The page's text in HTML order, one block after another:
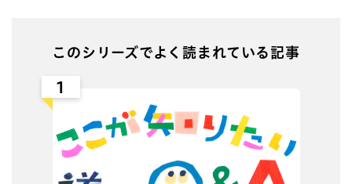
このシリーズでよく読まれている記事
1